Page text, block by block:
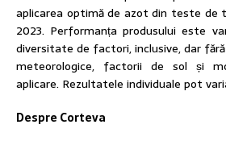
aplicarea optimă de azot din teste de
2023. Performanța produsului este
diversitate de factori, inclusive, dar
meteorologice, factorii de sol și
aplicare. Rezultatele individuale pot
Despre Corteva